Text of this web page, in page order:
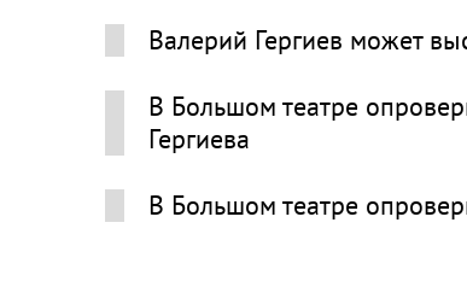
Валерий Гергиев может
В Большом театре
Гергиева
В Большом театре